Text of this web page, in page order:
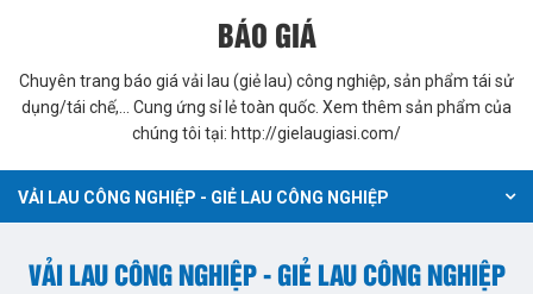
BÁO GIÁ
Chuyên trang báo giá vải lau (giẻ lau) công nghiệp, sản phẩm tái sử
dụng/tái chế,... Cung ứng sỉ lẻ toàn quốc. Xem thêm sản phẩm của
chúng tôi tại: http://gielaugiasi.com/
VẢI LAU CÔNG NGHIỆP - GIẺ LAU CÔNG NGHIỆP
VẢI LAU CÔNG NGHIỆP - GIẺ LAU CÔNG NGHIỆP